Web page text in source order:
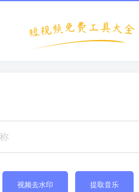
视频去水印 提取音乐